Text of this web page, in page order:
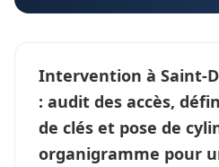
Intervention à Saint-
: audit des accès,
de clés et pose de
organigramme pour